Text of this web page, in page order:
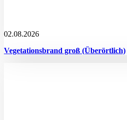
02.08.2026
Vegetationsbrand groß (Überörtlich)